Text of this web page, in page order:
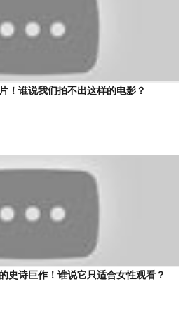
！谁说我们拍不出这样的电影？
史诗巨作！谁说它只适合女性观看？